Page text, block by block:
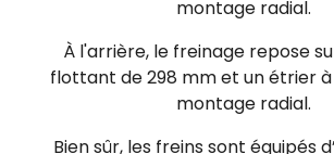
montage radial.
À l'arrière, le freinage repose
flottant de 298 mm et un étrier
montage radial.
Bien sûr, les freins sont équipés